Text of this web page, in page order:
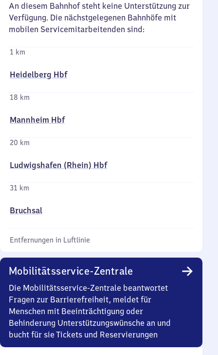
An diesem Bahnhof steht keine Unterstützung zur
Verfügung. Die nächstgelegenen Bahnhöfe mit
mobilen Servicemitarbeitenden sind:
1 km
Heidelberg Hbf
18 km
Mannheim Hbf
20 km
Ludwigshafen (Rhein) Hbf
31 km
Bruchsal
Entfernungen in Luftlinie
Mobilitätsservice-Zentrale
Die Mobilitätsservice-Zentrale beantwortet
Fragen zur Barrierefreiheit, meldet für
Menschen mit Beeinträchtigung oder
Behinderung Unterstützungswünsche an und
bucht für sie Tickets und Reservierungen